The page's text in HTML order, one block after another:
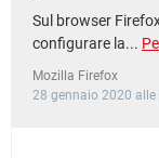
Sul browser
configurare la...
Mozilla Firefox
28 gennaio 2020 alle